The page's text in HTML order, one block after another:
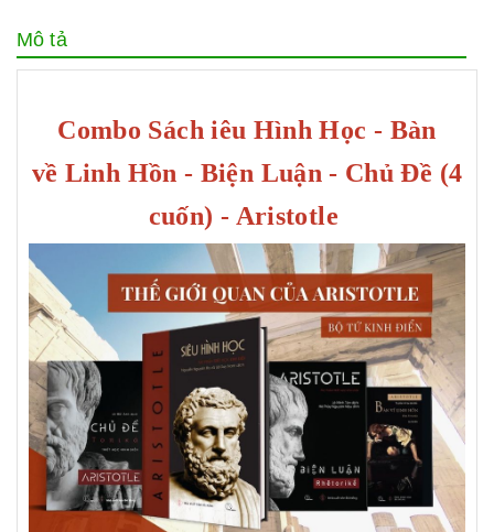
Mô tả
Combo Sách iêu Hình Học - Bàn
về Linh Hồn - Biện Luận - Chủ Đề (4
cuốn) - Aristotle